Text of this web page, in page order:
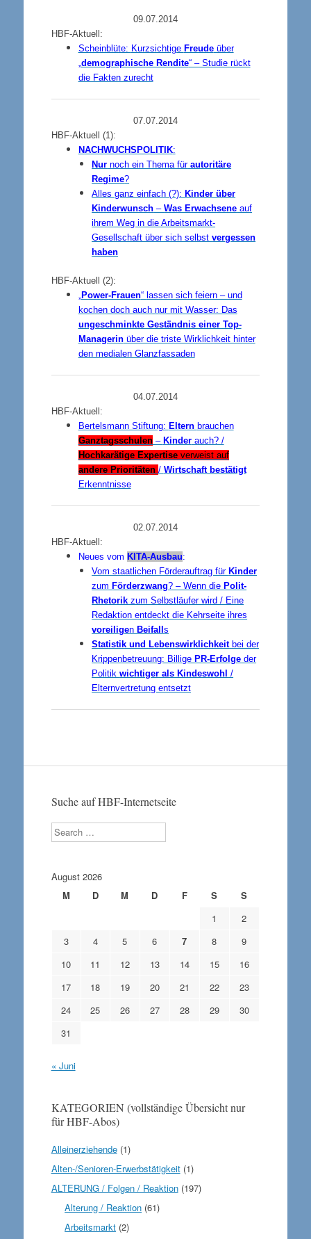
09.07.2014
HBF-Aktuell:
Scheinblüte: Kurzsichtige Freudeüber
„demographische Rendite“ – Studie rückt
die Fakten zurecht
07.07.2014
HBF-Aktuell (1):
NACHWUCHSPOLITIK:
Nur noch ein Thema fürautoritäre
Regime?
Alles ganz einfach (?): Kinder über
Kinderwunsch –Was Erwachsene auf
ihrem Weg in die Arbeitsmarkt-
Gesellschaft über sich selbstvergessen
haben
HBF-Aktuell (2):
„Power-Frauen“ lassen sich feiern – und
kochen doch auch nur mit Wasser: Das
ungeschminkte Geständnis einer Top-
Managerinüber die triste Wirklichkeit hinter
den medialen Glanzfassaden
04.07.2014
HBF-Aktuell:
Bertelsmann Stiftung: Eltern brauchen
Ganztagsschulen– Kinderauch? /
Hochkarätige Expertiseverweist auf
andere Prioritäten / Wirtschaft bestätigt
Erkenntnisse
02.07.2014
HBF-Aktuell:
Neues vom KITA-Ausbau:
Vom staatlichen Förderauftrag für Kinder
zum Förderzwang? – Wenn die Polit-
Rhetorik zum Selbstläufer wird / Eine
Redaktion entdeckt die Kehrseite ihres
voreiligen Beifalls
Statistik und Lebenswirklichkeitbei der
Krippenbetreuung: Billige PR-Erfolge der
Politikwichtiger als Kindeswohl /
Elternvertretung entsetzt
Suche auf HBF-Internetseite
Search
August 2026
M
D M D F S
S
1
2
3
4 5 6 7 8
9
10
11 12 13 14 15
16
17
18 19 20 21 22
23
24
25 26 27 28 29
30
31
« Juni
KATEGORIEN (vollständige Übersicht nur
für HBF-Abos)
Alleinerziehende(1)
Alten-/Senioren-Erwerbstätigkeit(1)
ALTERUNG / Folgen / Reaktion(197)
Alterung / Reaktion (61)
Arbeitsmarkt (2)